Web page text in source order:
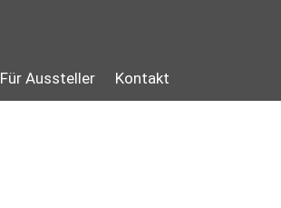
Für Aussteller Kontakt